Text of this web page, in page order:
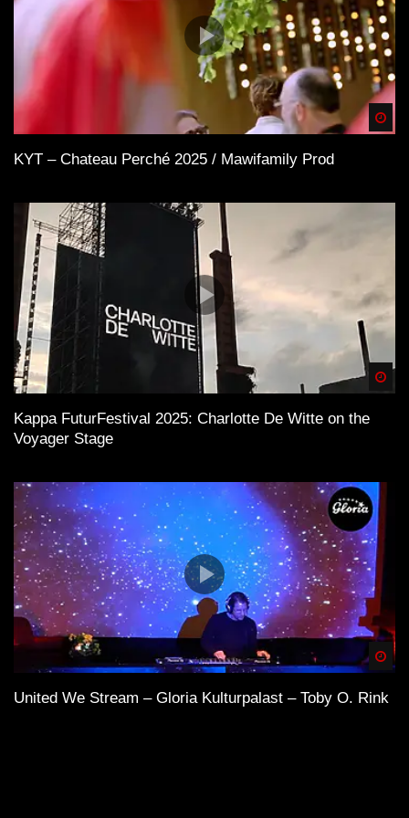
KYT – Chateau Perché 2025 / Mawifamily Prod
Kappa FuturFestival 2025: Charlotte De Witte on the
Voyager Stage
United We Stream – Gloria Kulturpalast – Toby O. Rink